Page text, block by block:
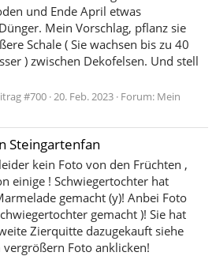
und Ende April etwas
Mein Vorschlag, pflanz sie
Schale ( Sie wachsen bis zu 40
) zwischen Dekofelsen. Und stell
#700 20. Feb. 2023 Forum: Mein
Steingartenfan
kein Foto von den Früchten ,
einige ! Schwiegertochter hat
gemacht (y)! Anbei Foto
gemacht )! Sie hat
Zierquitte dazugekauft siehe
Foto anklicken!